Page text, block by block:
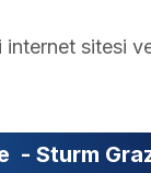
internet sitesi
- Sturm